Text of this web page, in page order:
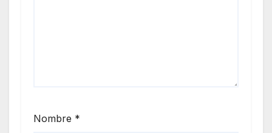
Nombre *